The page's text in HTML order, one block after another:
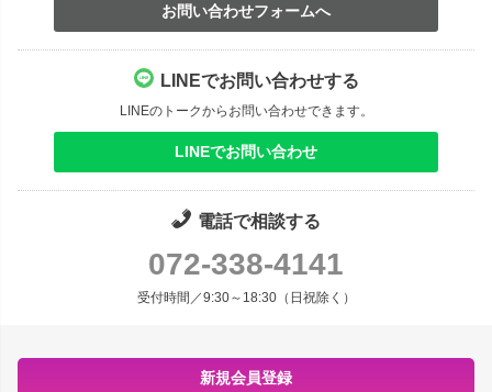
お問い合わせフォームへ
LINEでお問い合わせする
LINEのトークからお問い合わせできます。
LINEでお問い合わせ
電話で相談する
072-338-4141
受付時間／9:30～18:30（日祝除く）
新規会員登録